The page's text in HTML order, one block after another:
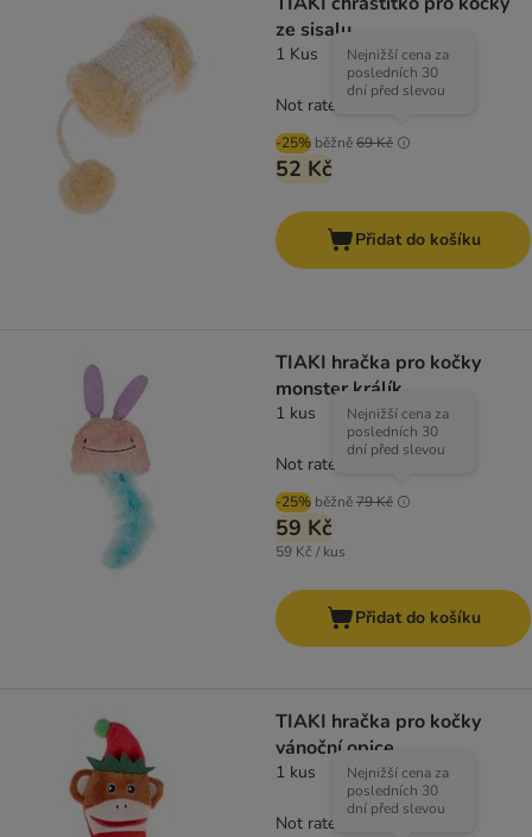
ze sisalu
1 Kus
-25% běžně69 Kč
Nejnižší cena za
posledních 30
dní před slevou
52 Kč
Not rated
Přidat do košíku
TIAKI hračka pro kočky
monster králík
1 kus
-25% běžně79 Kč
Nejnižší cena za
posledních 30
dní před slevou
59 Kč
59 Kč / kus
Not rated
Přidat do košíku
TIAKI hračka pro kočky
vánoční opice
1 kus
Nejnižší cena za
posledních 30
dní před slevou
Not rated